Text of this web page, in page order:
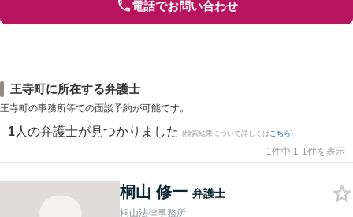
電話でお問い合わせ
王寺町に所在する弁護士
王寺町の事務所等での面談予約が可能です。
1 人の弁護士が見つかりました (検索結果について詳しくは こちら)
1件中 1-1件を表示
桐山 修一 弁護士
桐山法律事務所